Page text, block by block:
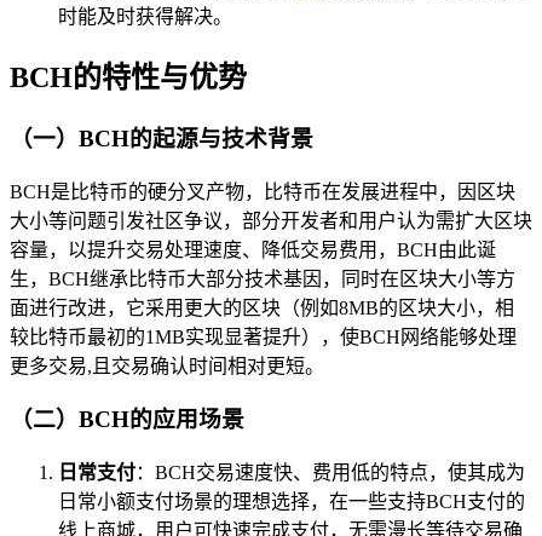
时能及时获得解决。
BCH的特性与优势
（一）BCH的起源与技术背景
BCH是比特币的硬分叉产物，比特币在发展进程中，因区块
大小等问题引发社区争议，部分开发者和用户认为需扩大区块
容量，以提升交易处理速度、降低交易费用，BCH由此诞
生，BCH继承比特币大部分技术基因，同时在区块大小等方
面进行改进，它采用更大的区块（例如8MB的区块大小，相
较比特币最初的1MB实现显著提升），使BCH网络能够处理
更多交易,且交易确认时间相对更短。
（二）BCH的应用场景
日常支付：BCH交易速度快、费用低的特点，使其成为
日常小额支付场景的理想选择，在一些支持BCH支付的
线上商城，用户可快速完成支付，无需漫长等待交易确